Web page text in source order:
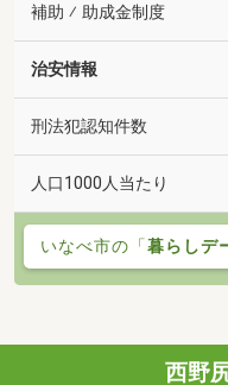
補助 ⁄ 助成金制度
治安情報
刑法犯認知件数
人口1000人当たり
いなべ市の「暮らしデ
西野